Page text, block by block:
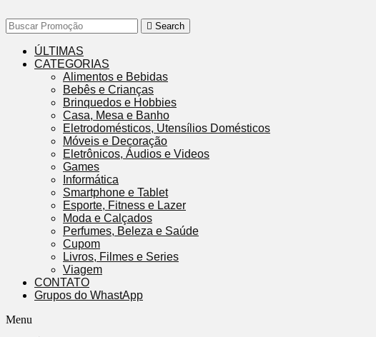
Search
ÚLTIMAS
CATEGORIAS
Alimentos e Bebidas
Bebês e Crianças
Brinquedos e Hobbies
Casa, Mesa e Banho
Eletrodomésticos, Utensílios Domésticos
Móveis e Decoração
Eletrônicos, Áudios e Videos
Games
Informática
Smartphone e Tablet
Esporte, Fitness e Lazer
Moda e Calçados
Perfumes, Beleza e Saúde
Cupom
Livros, Filmes e Series
Viagem
CONTATO
Grupos do WhastApp
Menu